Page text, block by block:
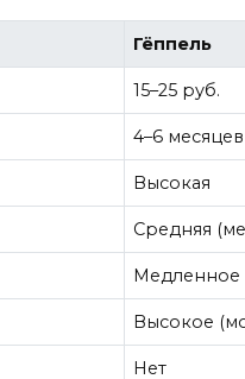
Гёппель
15–25 руб.
4–6 месяцев
Высокая
Средняя
Медленное
Высокое
Нет